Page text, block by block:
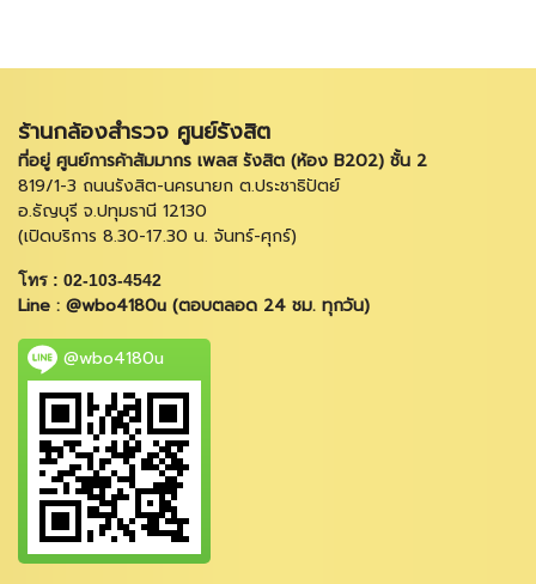
ร้านกล้องสำรวจ ศูนย์รังสิต
ที่อยู่ ศูนย์การค้าสัมมากร เพลส รังสิต (ห้อง B202) ชั้น 2
819/1-3 ถนนรังสิต-นครนายก ต.ประชาธิปัตย์
อ.ธัญบุรี จ.ปทุมธานี 12130
(เปิดบริการ 8.30-17.30 น. จันทร์-ศุกร์)
โทร : 02-103-4542
Line : @wbo4180u (ตอบตลอด 24 ชม. ทุกวัน)
@wbo4180u